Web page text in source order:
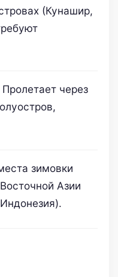
(Кунашир,
Пролетает через
зимовки
Азии